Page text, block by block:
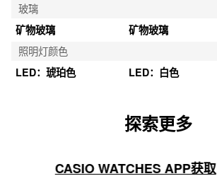
玻璃
矿物玻璃
矿物玻璃
照明灯颜色
LED：琥珀色
LED：白色
探索更多
CASIO WATCHES APP获取